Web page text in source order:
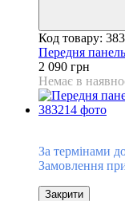
Код товару:
Передня
2 090 грн
Немає в
За термінами
Замовлення
Закрити